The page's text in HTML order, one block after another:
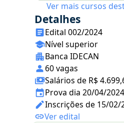
Ver mais cursos
Detalhes
Edital 002/2024
Nível superior
Banca IDECAN
60 vagas
Salários de R$
Prova dia 20/04/2024
Inscrições de 15/02/
Ver edital